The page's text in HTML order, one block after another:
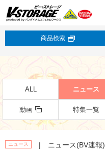
商品検索
ALL ニュース
動画 特集一覧
ニュース | ニュース(BV速報)